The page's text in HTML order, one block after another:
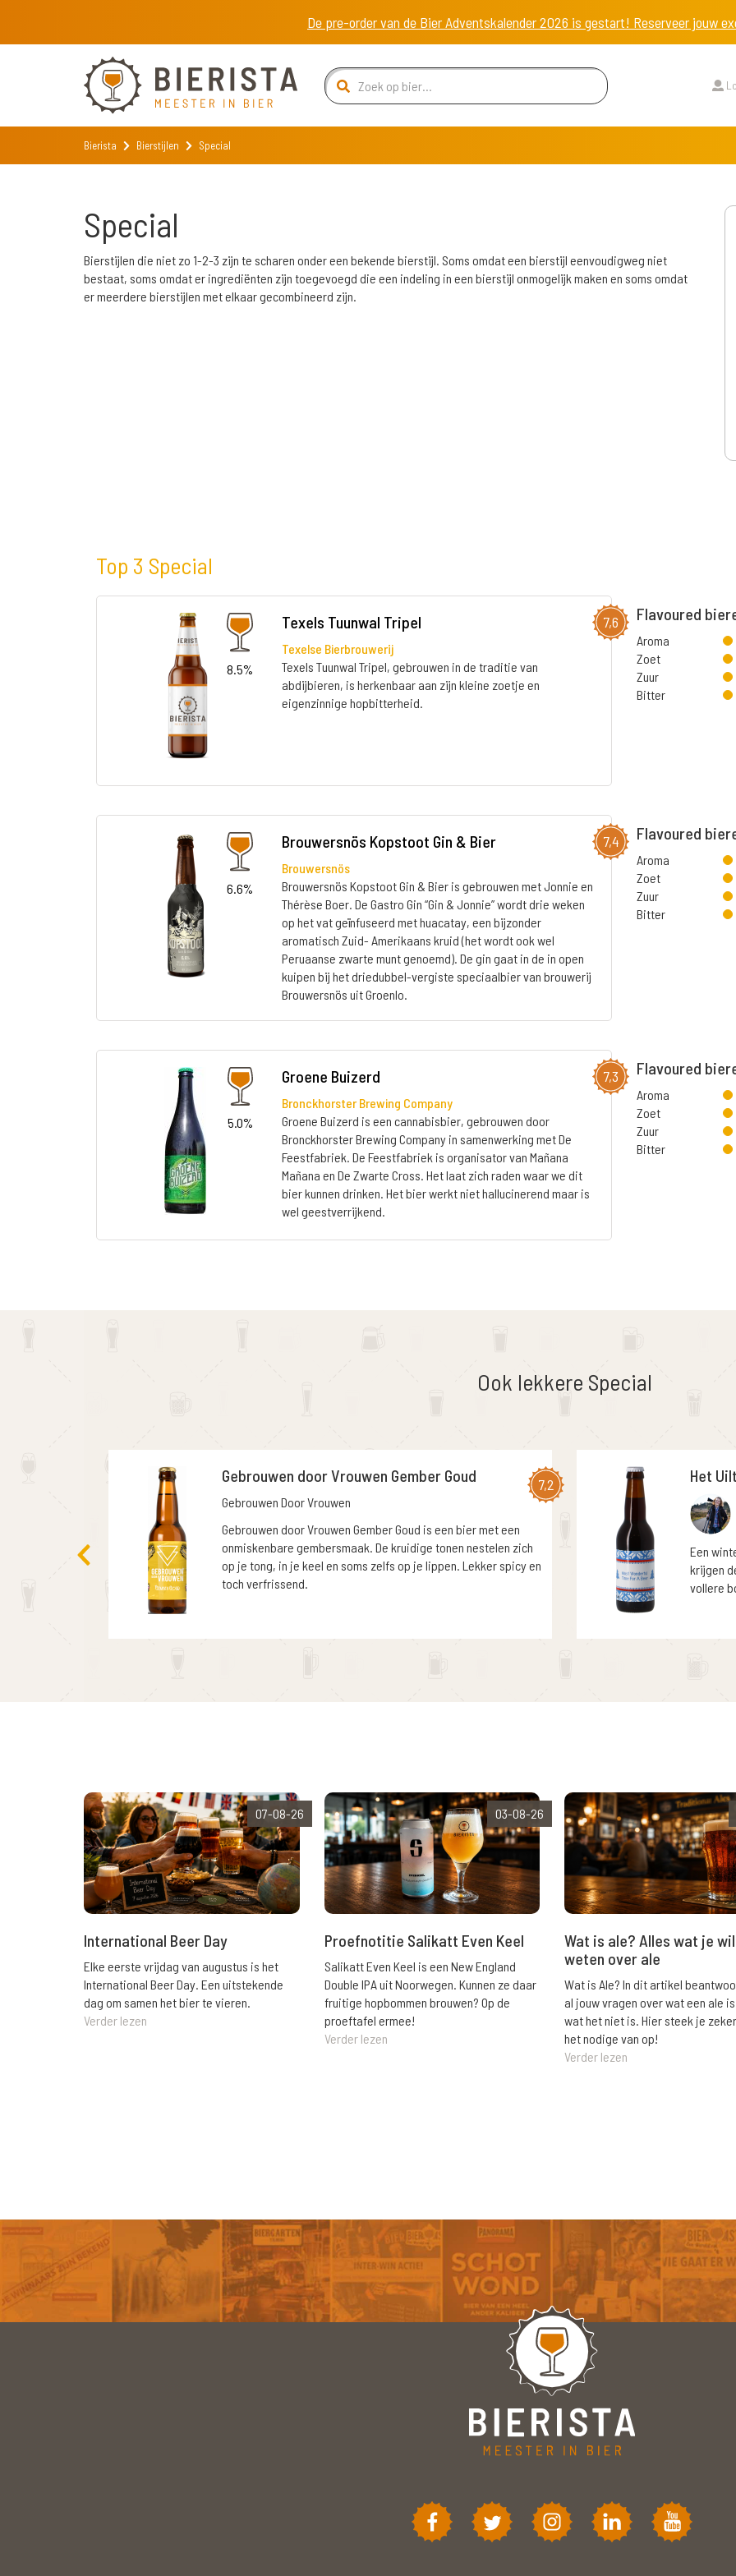
De pre-order van de Bier Adventskalender 2026 is gestart! Reserveer jouw
Bierista Bierstijlen Special
Special
Bierstijlen die niet zo 1-2-3 zijn te scharen onder een bekende bierstijl. Soms omdat een bierstijl eenvoudigweg niet
bestaat, soms omdat er ingrediënten zijn toegevoegd die een indeling in een bierstijl onmogelijk maken en soms omdat
er meerdere bierstijlen met elkaar gecombineerd zijn.
Top 3 Special
7,6
8.5%
Texels Tuunwal Tripel
Texelse Bierbrouwerij
Texels Tuunwal Tripel, gebrouwen in de traditie van
abdijbieren, is herkenbaar aan zijn kleine zoetje en
eigenzinnige hopbitterheid.
Flavoured
Aroma
Zoet
Zuur
Bitter
7,4
6.6%
Brouwersnös Kopstoot Gin & Bier
Brouwersnös
Brouwersnös Kopstoot Gin & Bier is gebrouwen met Jonnie en
Thérèse Boer. De Gastro Gin “Gin & Jonnie” wordt drie weken
op het vat geïnfuseerd met huacatay, een bijzonder
aromatisch Zuid- Amerikaans kruid (het wordt ook wel
Peruaanse zwarte munt genoemd). De gin gaat in de in open
kuipen bij het driedubbel-vergiste speciaalbier van brouwerij
Brouwersnös uit Groenlo.
Flavoured
Aroma
Zoet
Zuur
Bitter
7,3
5.0%
Groene Buizerd
Bronckhorster Brewing Company
Groene Buizerd is een cannabisbier, gebrouwen door
Bronckhorster Brewing Company in samenwerking met De
Feestfabriek. De Feestfabriek is organisator van Mañana
Mañana en De Zwarte Cross. Het laat zich raden waar we dit
bier kunnen drinken. Het bier werkt niet hallucinerend maar is
wel geestverrijkend.
Flavoured
Aroma
Zoet
Zuur
Bitter
Ook lekkere Special
7,2
Gebrouwen door Vrouwen Gember Goud
Gebrouwen Door Vrouwen
Gebrouwen door Vrouwen Gember Goud is een bier met een
onmiskenbare gembersmaak. De kruidige tonen nestelen zich
op je tong, in je keel en soms zelfs op je lippen. Lekker spicy en
toch verfrissend.
Het
Een
krijgen
vollere
07-08-26
International Beer Day
Elke eerste vrijdag van augustus is het
International Beer Day. Een uitstekende
dag om samen het bier te vieren.
Verder lezen
03-08-26
Proefnotitie Salikatt Even Keel
Salikatt Even Keel is een New England
Double IPA uit Noorwegen. Kunnen ze daar
fruitige hopbommen brouwen? Op de
proeftafel ermee!
Verder lezen
Wat is ale? Alles wat je
weten over ale
Wat is Ale? In dit artikel
al jouw vragen over wat een ale
wat het niet is. Hier steek je
het nodige van op!
Verder lezen